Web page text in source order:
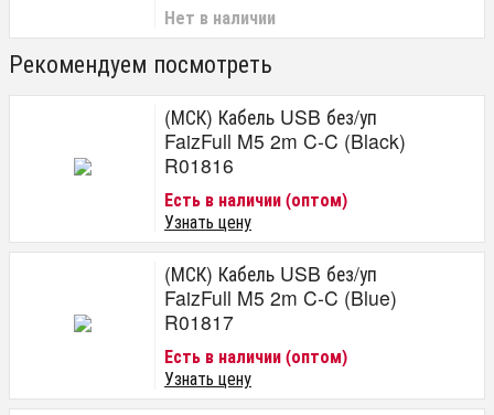
Нет в наличии
Рекомендуем посмотреть
(МСК) Кабель USB без/уп
FaizFull M5 2m C-C (Black)
R01816
Есть в наличии (оптом)
Узнать цену
(МСК) Кабель USB без/уп
FaizFull M5 2m C-C (Blue)
R01817
Есть в наличии (оптом)
Узнать цену